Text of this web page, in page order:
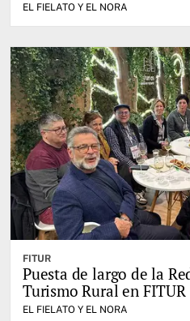
EL FIELATO Y EL NORA
FITUR
Puesta de largo de la
Turismo Rural en FITUR
EL FIELATO Y EL NORA